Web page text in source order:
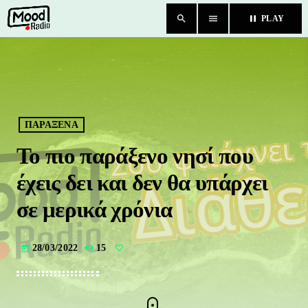
search menu pause PLAY
close
BLOG
TEAM
CHAT
ΚΑΤΗΓΟΡΙΕΣ
ΠΑΡΑΞΕΝΑ
Το πιο παράξενο νησί που
έχεις δει και δεν θα υπάρχει
σε μερικά χρόνια
today 28/03/2022 15